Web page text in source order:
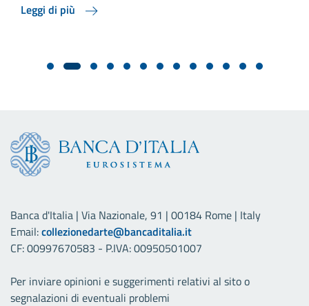
Leggi di più
Banca d'Italia | Via Nazionale, 91 | 00184 Rome | Italy
Email:collezionedarte@bancaditalia.it
CF: 00997670583 - P.IVA: 00950501007
Per inviare opinioni e suggerimenti relativi al sito o
segnalazioni di eventuali problemi